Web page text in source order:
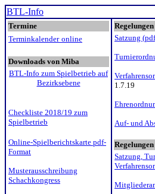
BTL-Info
Termine
Terminkalender online
Downloads von Miba
BTL-Info zum Spielbetrieb auf
Bezirksebene
Checkliste 2018/19 zum
Spielbetrieb
Online-Spielberichtskarte pdf-
Format
Musterausschreibung
Schachkongress
Satzung
1.7.19
Auf- und
Satzung,